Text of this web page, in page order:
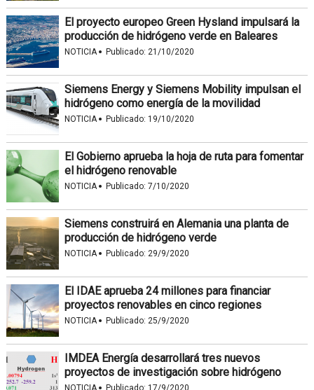
El proyecto europeo Green Hysland impulsará la
producción de hidrógeno verde en Baleares
NOTICIA· Publicado: 21/10/2020
Siemens Energy y Siemens Mobility impulsan el
hidrógeno como energía de la movilidad
NOTICIA· Publicado: 19/10/2020
El Gobierno aprueba la hoja de ruta para fomentar
el hidrógeno renovable
NOTICIA· Publicado: 7/10/2020
Siemens construirá en Alemania una planta de
producción de hidrógeno verde
NOTICIA· Publicado: 29/9/2020
El IDAE aprueba 24 millones para financiar
proyectos renovables en cinco regiones
NOTICIA· Publicado: 25/9/2020
IMDEA Energía desarrollará tres nuevos
proyectos de investigación sobre hidrógeno
NOTICIA Publicado: 17/9/2020